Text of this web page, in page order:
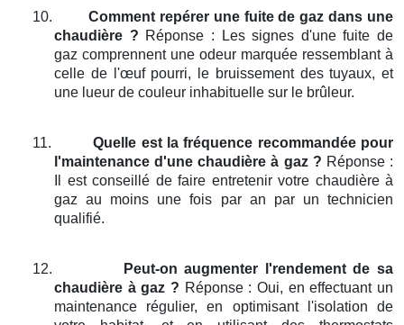
10.
Comment repérer une fuite de gaz dans une
chaudière ? Réponse : Les signes d'une fuite de
gaz comprennent une odeur marquée ressemblant à
celle de l'œuf pourri, le bruissement des tuyaux, et
une lueur de couleur inhabituelle sur le brûleur.
11.
Quelle est la fréquence recommandée pour
l'maintenance d'une chaudière à gaz ? Réponse :
Il est conseillé de faire entretenir votre chaudière à
gaz au moins une fois par an par un technicien
qualifié.
12.
Peut-on augmenter l'rendement de sa
chaudière à gaz ? Réponse : Oui, en effectuant un
maintenance régulier, en optimisant l'isolation de